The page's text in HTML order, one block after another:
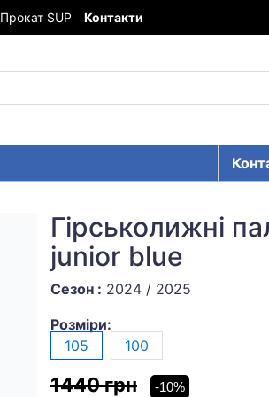
Прокат SUP Контакти
Гірськолижні
junior blue
Сезон : 2024 / 2025
Розміри:
105
100
1440 грн -10%